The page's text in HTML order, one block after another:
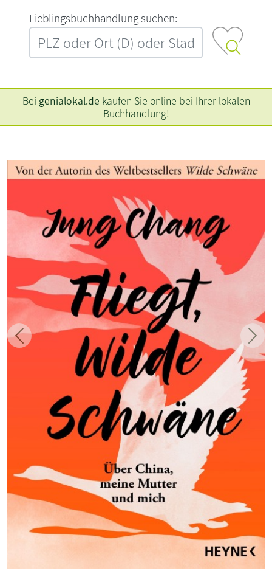
L‍i‍e‍b‍l‍i‍n‍g‍s‍b‍u‍c‍h‍h‍a‍n‍d‍l‍u‍n‍g‍ ‍s‍u‍c‍h‍e‍n‍:‍
Bei genialokal.de kaufen Sie online bei Ihrer lokalen
Buchhandlung!
Zurück